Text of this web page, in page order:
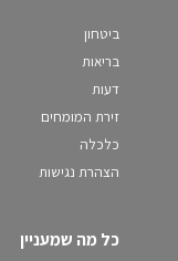
ביטחון
בריאות
דעות
זירת המומחים
כלכלה
הצהרת נגישות
כל מה שמעניין